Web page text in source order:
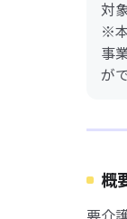
対
※
事
が
概